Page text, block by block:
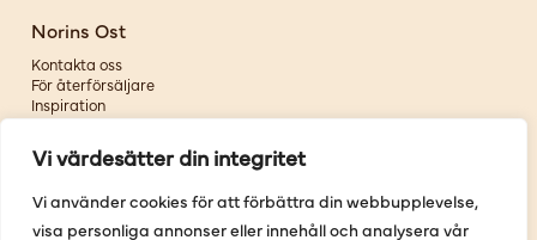
Vi värdesätter din integritet
Vi använder cookies för att förbättra din webbupplevelse,
visa personliga annonser eller innehåll och analysera vår
Norins Ost
Kontakta oss
För återförsäljare
Inspiration
Om oss
Följ oss
Facebook